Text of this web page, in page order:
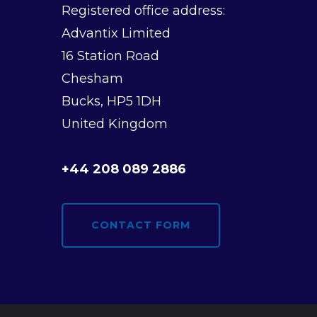
i
g
a
i
o
n
Registered office address:
Advantix Limited
16 Station Road
Chesham
Bucks, HP5 1DH
United Kingdom
+44 208 089 2886
CONTACT FORM